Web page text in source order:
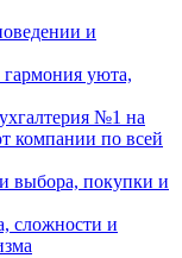
и
уюта,
№1 на
компании по всей
выбора, покупки и
сложности и